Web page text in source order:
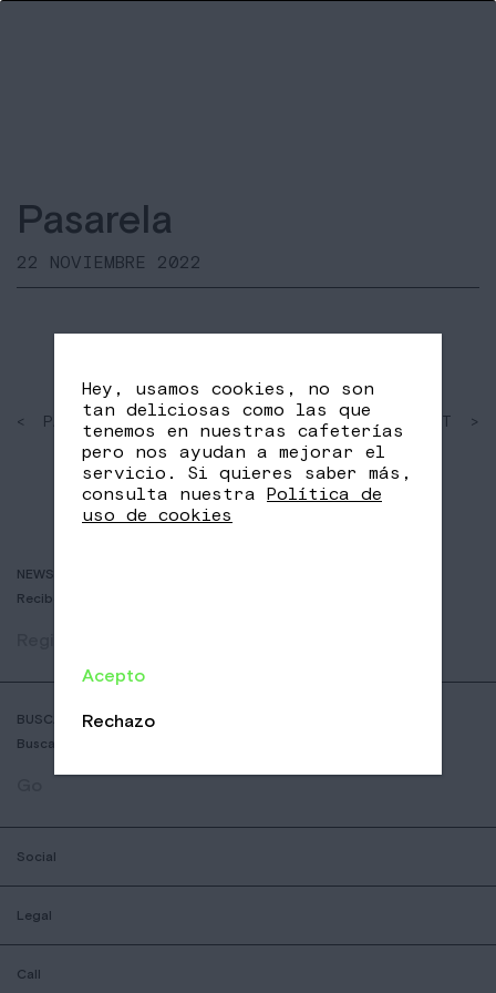
Pasarela
22 NOVIEMBRE 2022
< PAST
SHARE
FB
TW
NEXT >
NEWSLETTER
Recibe historias de cafés delicosos y las últimas novedades.
BUSCADOR DE COFFESSHOPS
Busca la tienda Nomad más cercana
Social
Legal
Call
Hey, usamos cookies, no son
tan deliciosas como las que
tenemos en nuestras cafeterías
pero nos ayudan a mejorar el
servicio. Si quieres saber más,
consulta nuestra Política de
uso de cookies
Acepto
Rechazo